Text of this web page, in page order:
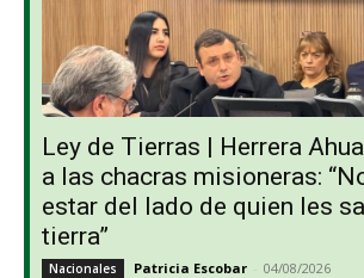
Ley de Tierras | Herrera
a las chacras misioneras:
estar del lado de quien les
tierra”
Nacionales Patricia Escobar - 04/08/2026